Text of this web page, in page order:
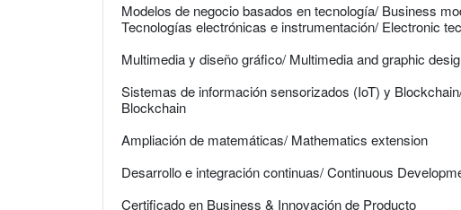
Modelos de negocio basados en tecnología/ Business
Tecnologías electrónicas e instrumentación/ Electronic
Multimedia y diseño gráfico/ Multimedia and graphic
Sistemas de información sensorizados (IoT) y
Blockchain
Ampliación de matemáticas/ Mathematics extension
Desarrollo e integración continuas/ Continuous
Certificado en Business & Innovación de Producto